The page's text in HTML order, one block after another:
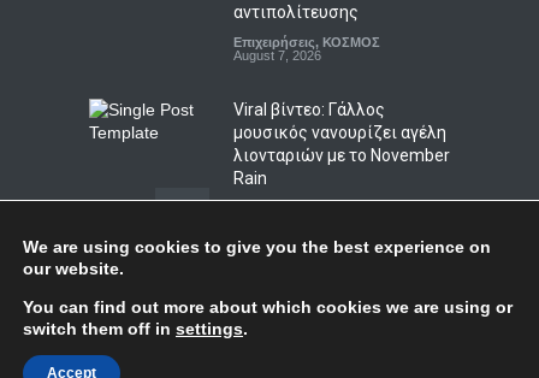
αντιπολίτευσης
Επιχειρήσεις, ΚΟΣΜΟΣ
August 7, 2026
Viral βίντεο: Γάλλος
μουσικός νανουρίζει αγέλη
λιονταριών με το November
Rain
σχολείο από μαθητή με δύο
νεκρούς και τουλάχιστον
Top
© Copyright
We are using cookies to give you the best experience on
our website.
You can find out more about which cookies we are using or
switch them off in settings.
Accept